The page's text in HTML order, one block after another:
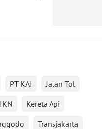
PT KAI
Jalan Tol
IKN
Kereta Api
Transjakarta